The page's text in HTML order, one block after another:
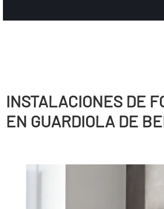
INSTALACIONES DE
EN GUARDIOLA DE